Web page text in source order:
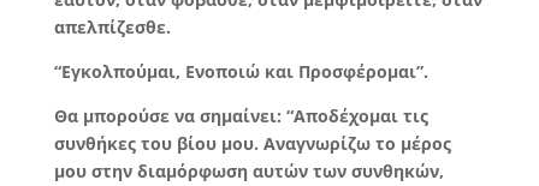
απελπίζεσθε.
“Εγκολπούμαι, Ενοποιώ και Προσφέρομαι”.
Θα μπορούσε να σημαίνει: “Αποδέχομαι τις
συνθήκες του βίου μου. Αναγνωρίζω το μέρος
μου στην διαμόρφωση αυτών των συνθηκών,